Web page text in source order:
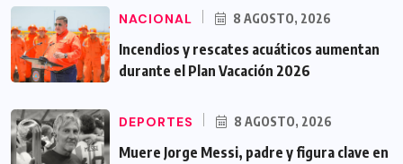
NACIONAL 8 AGOSTO, 2026
Incendios y rescates acuáticos aumentan
durante el Plan Vacación 2026
DEPORTES 8 AGOSTO, 2026
Muere Jorge Messi, padre y figura clave en